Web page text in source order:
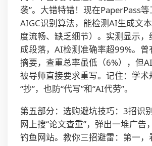
袭”。大错特错！现在PaperPass
AIGC识别算法，能检测AI生成文
度流畅、缺乏细节）。实测显示，
成段落，AI检测准确率超99%。
摘要，查重总率虽低（6%），但AI
被导师直接要求重写。记住：学术
“抄”，也防“代写”和“AI代劳”。
第五部分：选购避坑技巧：3招识
网上搜“论文查重”，弹出一堆广告
钓鱼网站。教你三招避雷：第一，